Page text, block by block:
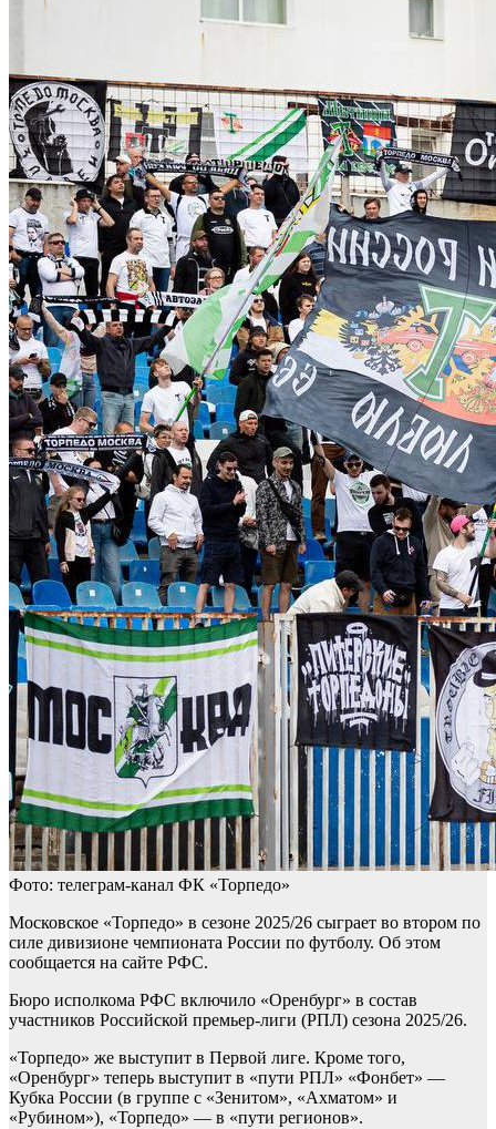
Фото: телеграм-канал ФК «Торпедо»
Московское «Торпедо» в сезоне 2025/26 сыграет во втором по
силе дивизионе чемпионата России по футболу. Об этом
сообщается на сайте РФС.
Бюро исполкома РФС включило «Оренбург» в состав
участников Российской премьер-лиги (РПЛ) сезона 2025/26.
«Торпедо» же выступит в Первой лиге. Кроме того,
«Оренбург» теперь выступит в «пути РПЛ» «Фонбет» —
Кубка России (в группе с «Зенитом», «Ахматом» и
«Рубином»), «Торпедо» — в «пути регионов».